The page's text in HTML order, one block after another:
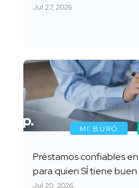
Jul 27, 2026
MI BURÓ
Préstamos confiables
para quien SÍ tiene buen
Jul 20, 2026